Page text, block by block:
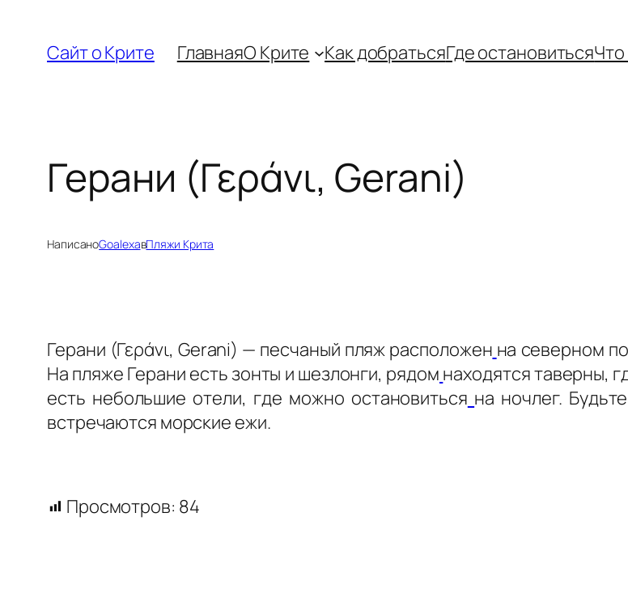
содержимому
Сайт о Крите ГлавнаяО Крите Как добратьсяГде остановиться
Герани (Γεράνι, Gerani)
НаписаноGoalexaвПляжи Крита
Герани (Γεράνι, Gerani) — песчаный пляж расположен на северном
На пляже Герани есть зонты и шезлонги, рядом находятся таверны,
есть небольшие отели, где можно остановиться на ночлег.
встречаются морские ежи.
Просмотров: 84